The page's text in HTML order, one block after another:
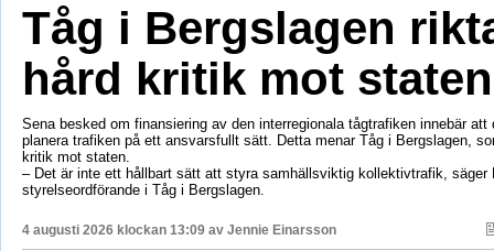
Tåg i Bergslagen
hård kritik mot staten
Sena besked om finansiering av den interregionala tågtrafiken innebär att
planera trafiken på ett ansvarsfullt sätt. Detta menar Tåg i Bergslagen,
kritik mot staten.
– Det är inte ett hållbart sätt att styra samhällsviktig kollektivtrafik, säger
styrelseordförande i Tåg i Bergslagen.
4 augusti 2026 klockan 13:09 av Jennie Einarsson